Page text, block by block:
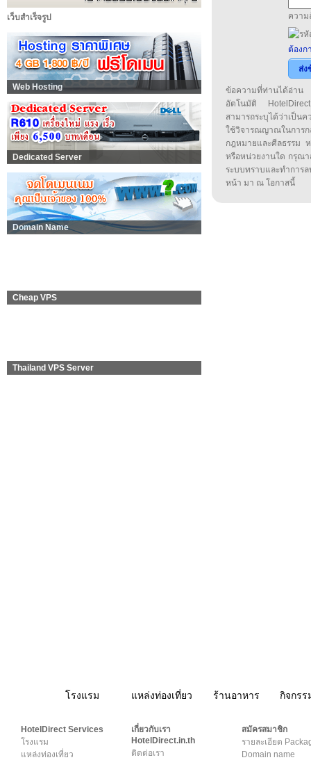
เว็บสำเร็จรูป
Web Hosting
Dedicated Server
Domain Name
Cheap VPS
Thailand VPS Server
ความ
ต้องก
ส่ง
ข้อความที่ท่านได้อ่าน
อัตโนมัติ
สามารถระบุได้ว่าเป็น
ใช้วิจารณญาณในกา
กฎหมายและศีลธรรม
หรือหน่วยงานใด กรุณา
ระบบทราบและทำกา
หน้า มา ณ โอกาสนี้
โรงแรม แหล่งท่องเที่ยว ร้านอาหาร กิจกรร
HotelDirect Services
โรงแรม
แหล่งท่องเที่ยว
เกี่ยวกับเรา
HotelDirect.in.th
ติดต่อเรา
สมัครสมาชิก
รายละเอียด
Domain name